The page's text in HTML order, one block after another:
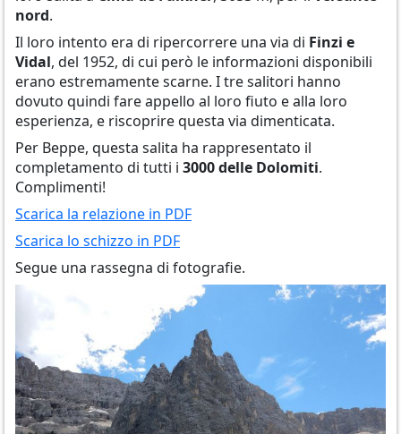
nord.
Il loro intento era di ripercorrere una via di Finzi e
Vidal, del 1952, di cui però le informazioni disponibili
erano estremamente scarne. I tre salitori hanno
dovuto quindi fare appello al loro fiuto e alla loro
esperienza, e riscoprire questa via dimenticata.
Per Beppe, questa salita ha rappresentato il
completamento di tutti i 3000 delle Dolomiti.
Complimenti!
Scarica la relazione in PDF
Scarica lo schizzo in PDF
Segue una rassegna di fotografie.